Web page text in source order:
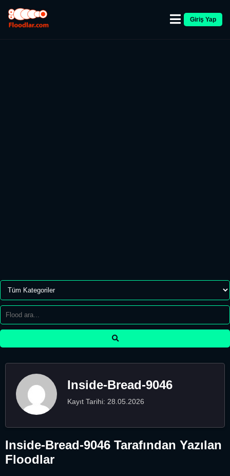
Giriş Yap
Inside-Bread-9046
Kayıt Tarihi: 28.05.2026
Inside-Bread-9046 Tarafından Yazılan
Floodlar